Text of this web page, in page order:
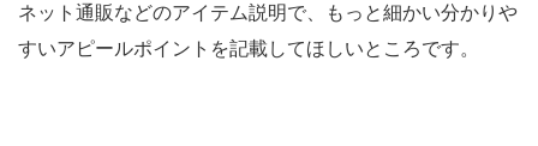
ネット通販などのアイテム説明で、もっと細かい分かりや
すいアピールポイントを記載してほしいところです。